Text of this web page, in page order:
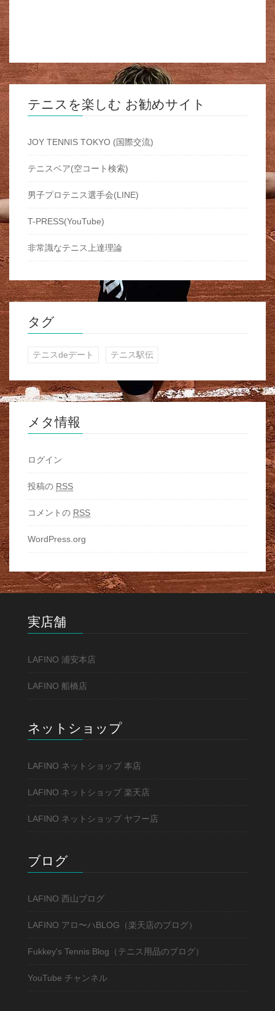
テニスを楽しむ お勧めサイト
JOY TENNIS TOKYO (国際交流)
テニスベア(空コート検索)
男子プロテニス選手会(LINE)
T-PRESS(YouTube)
非常識なテニス上達理論
タグ
テニスdeデート テニス駅伝
メタ情報
ログイン
投稿の RSS
コメントの RSS
WordPress.org
実店舗
LAFINO 浦安本店
LAFINO 船橋店
ネットショップ
LAFINO ネットショップ 本店
LAFINO ネットショップ 楽天店
LAFINO ネットショップ ヤフー店
ブログ
LAFINO 西山ブログ
LAFINO アロ〜ハBLOG（楽天店のブログ）
Fukkey's Tennis Blog（テニス用品のブログ）
YouTube チャンネル